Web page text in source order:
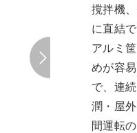
撹拌機
に直結
アルミ
めが容
で、連
潤・屋
間運転